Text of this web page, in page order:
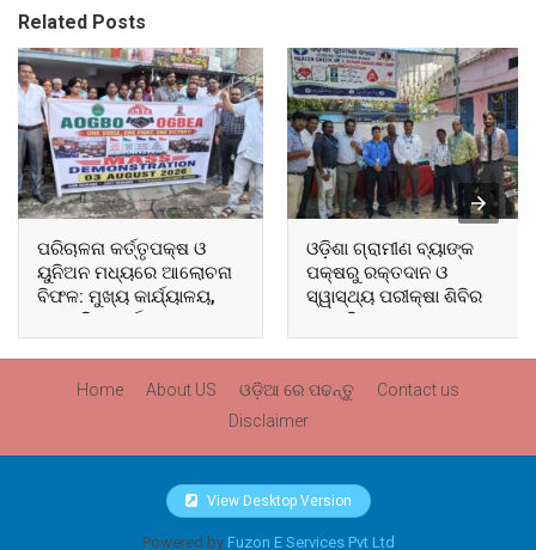
Related Posts
ପରିଚାଳନା କର୍ତ୍ତୃପକ୍ଷ ଓ
ୟୁନିଅନ ମଧ୍ୟରେ ଆଲୋଚନା
ବିଫଳ: ମୁଖ୍ୟ କାର୍ଯ୍ୟାଳୟ,
ଆଞ୍ଚଳିକ କାର୍ଯ୍ୟାଳୟ ଓ
ସମସ୍ତ ବ୍ଲକ ମୁଖ୍ୟାଳୟରେ
ଓଡ଼ିଶା ଗ୍ରାମୀଣ ବ୍ୟାଙ୍କ
ପକ୍ଷରୁ ରକ୍ତଦାନ ଓ
ସ୍ୱାସ୍ଥ୍ୟ ପରୀକ୍ଷା ଶିବିର
ଅନୁଷ୍ଠିତ
Home About US ଓଡ଼ିଆ ରେ ପଢନ୍ତୁ
Contact us
Disclaimer
View Desktop Version
Powered by Fuzon E Services Pvt Ltd